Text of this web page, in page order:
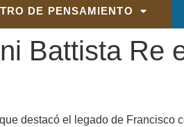
DE PENSAMIENTO
Battista Re
destacó el legado de Francisco